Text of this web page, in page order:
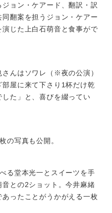
ョン・ケアード、翻訳・訳
翻案を担うジョン・ケアー
演じた上白石萌音と食事がで
んはソワレ（※夜の公演）
屋に来て下さり1杯だけ乾
た」と、喜びを綴ってい
の写真も公開。
る堂本光一とスイーツを手
との2ショット。今井麻緒
ったことがうかがえる一枚